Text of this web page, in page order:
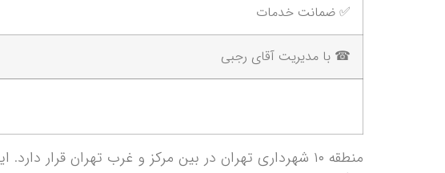
✅ ضمانت خدمات
☎ با مدیریت آقای رجبی